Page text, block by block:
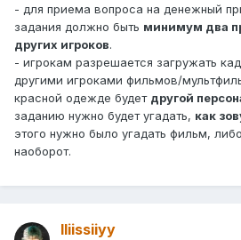
- для приема вопроса на денежный
задания должно быть минимум два
других игроков.
- игрокам разрешается загружать
другими игроками фильмов/
красной одежде будет другой
заданию нужно будет угадать, как
этого нужно было угадать фильм,
наоборот.
lliissiiyy